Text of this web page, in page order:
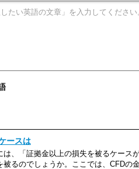
ースは
、「証拠金以上の損失を被るケース
るのでしょうか。ここでは、CFDの金